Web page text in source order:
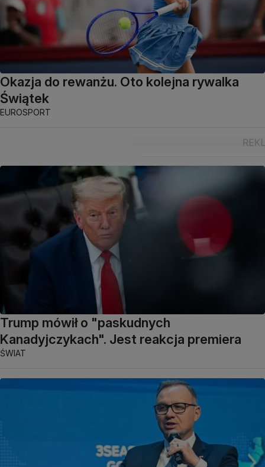
Okazja do rewanżu. Oto kolejna rywalka
Świątek
EUROSPORT
Trump mówił o "paskudnych
Kanadyjczykach". Jest reakcja premiera
ŚWIAT